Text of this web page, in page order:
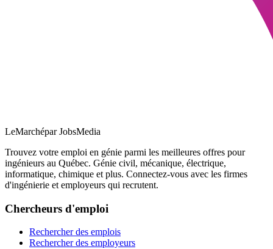
LeMarchépar JobsMedia
Trouvez votre emploi en génie parmi les meilleures offres pour
ingénieurs au Québec. Génie civil, mécanique, électrique,
informatique, chimique et plus. Connectez-vous avec les firmes
d'ingénierie et employeurs qui recrutent.
Chercheurs d'emploi
Rechercher des emplois
Rechercher des employeurs